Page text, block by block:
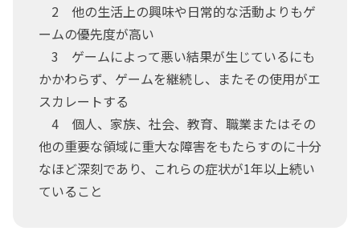
2 他の生活上の興味や日常的な活動よりもゲ
ームの優先度が高い
3 ゲームによって悪い結果が生じているにも
かかわらず、ゲームを継続し、またその使用がエ
スカレートする
4 個人、家族、社会、教育、職業またはその
他の重要な領域に重大な障害をもたらすのに十分
なほど深刻であり、これらの症状が1年以上続い
ていること